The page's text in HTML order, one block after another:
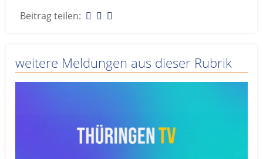
Beitrag teilen:
weitere Meldungen aus dieser Rubrik